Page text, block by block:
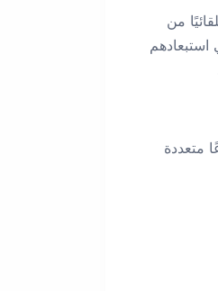
من
استبعادهم
متعددة